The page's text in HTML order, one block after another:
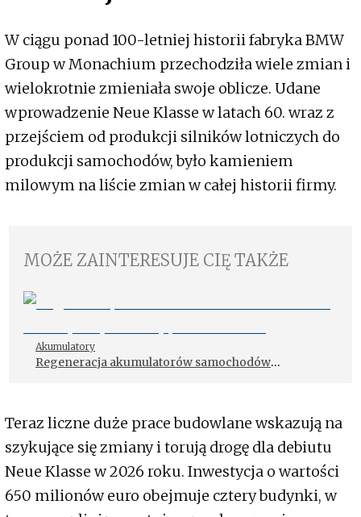
W ciągu ponad 100-letniej historii fabryka BMW
Group w Monachium przechodziła wiele zmian i
wielokrotnie zmieniała swoje oblicze. Udane
wprowadzenie Neue Klasse w latach 60. wraz z
przejściem od produkcji silników lotniczych do
produkcji samochodów, było kamieniem
milowym na liście zmian w całej historii firmy.
MOŻE ZAINTERESUJE CIĘ TAKŻE
Akumulatory
Regeneracja akumulatorów samochodów
Teraz liczne duże prace budowlane wskazują na
szykujące się zmiany i torują drogę dla debiutu
Neue Klasse w 2026 roku. Inwestycja o wartości
650 milionów euro obejmuje cztery budynki, w